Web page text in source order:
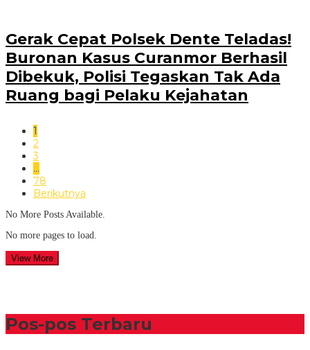
Gerak Cepat Polsek Dente Teladas!
Buronan Kasus Curanmor Berhasil
Dibekuk, Polisi Tegaskan Tak Ada
Ruang bagi Pelaku Kejahatan
1
2
3
…
78
Berikutnya
No More Posts Available.
No more pages to load.
View More
Pos-pos Terbaru